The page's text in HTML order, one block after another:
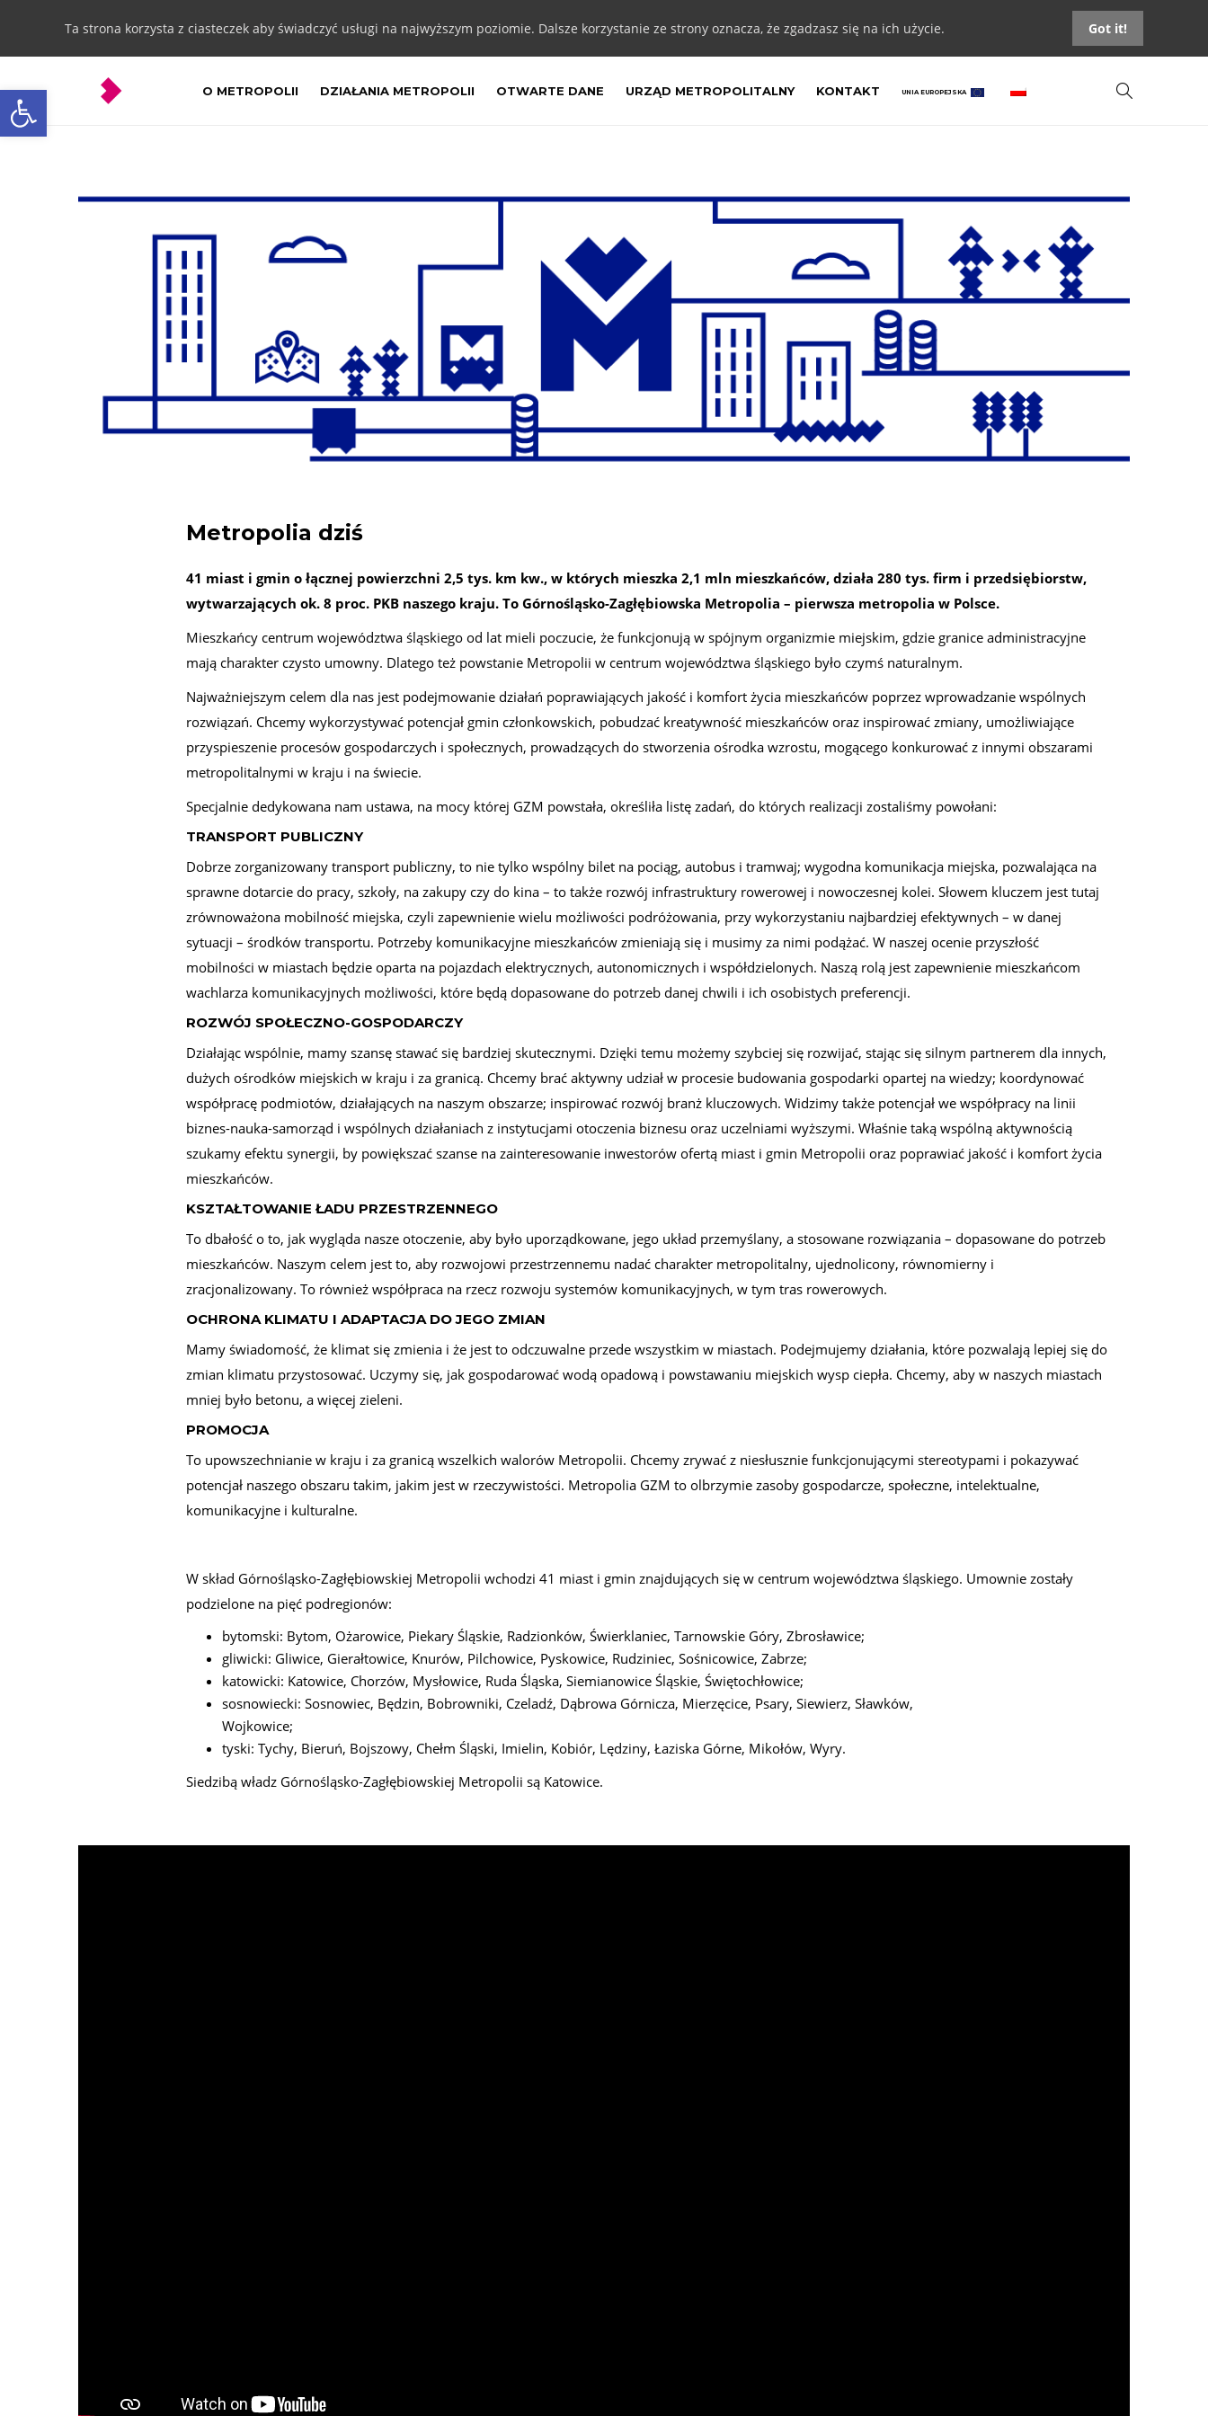
Otwórz pasek narzędzi
Ta strona korzysta z ciasteczek aby świadczyć usługi na najwyższym poziomie. Dalsze korzystanie ze strony oznacza, że zgadzasz się na ich użycie. Got it!
O METROPOLII DZIAŁANIA METROPOLII OTWARTE DANE URZĄD METROPOLITALNY KONTAKT UNIA EUROPEJSKA
Metropolia dziś
41 miast i gmin o łącznej powierzchni 2,5 tys. km kw., w których mieszka 2,1 mln mieszkańców, działa 280 tys. firm i przedsiębiorstw,
wytwarzających ok. 8 proc. PKB naszego kraju. To Górnośląsko-Zagłębiowska Metropolia – pierwsza metropolia w Polsce.
Mieszkańcy centrum województwa śląskiego od lat mieli poczucie, że funkcjonują w spójnym organizmie miejskim, gdzie granice administracyjne
mają charakter czysto umowny. Dlatego też powstanie Metropolii w centrum województwa śląskiego było czymś naturalnym.
Najważniejszym celem dla nas jest podejmowanie działań poprawiających jakość i komfort życia mieszkańców poprzez wprowadzanie wspólnych
rozwiązań. Chcemy wykorzystywać potencjał gmin członkowskich, pobudzać kreatywność mieszkańców oraz inspirować zmiany, umożliwiające
przyspieszenie procesów gospodarczych i społecznych, prowadzących do stworzenia ośrodka wzrostu, mogącego konkurować z innymi obszarami
metropolitalnymi w kraju i na świecie.
Specjalnie dedykowana nam ustawa, na mocy której GZM powstała, określiła listę zadań, do których realizacji zostaliśmy powołani:
TRANSPORT PUBLICZNY
Dobrze zorganizowany transport publiczny, to nie tylko wspólny bilet na pociąg, autobus i tramwaj; wygodna komunikacja miejska, pozwalająca na
sprawne dotarcie do pracy, szkoły, na zakupy czy do kina – to także rozwój infrastruktury rowerowej i nowoczesnej kolei. Słowem kluczem jest tutaj
zrównoważona mobilność miejska, czyli zapewnienie wielu możliwości podróżowania, przy wykorzystaniu najbardziej efektywnych – w danej
sytuacji – środków transportu. Potrzeby komunikacyjne mieszkańców zmieniają się i musimy za nimi podążać. W naszej ocenie przyszłość
mobilności w miastach będzie oparta na pojazdach elektrycznych, autonomicznych i współdzielonych. Naszą rolą jest zapewnienie mieszkańcom
wachlarza komunikacyjnych możliwości, które będą dopasowane do potrzeb danej chwili i ich osobistych preferencji.
ROZWÓJ SPOŁECZNO-GOSPODARCZY
Działając wspólnie, mamy szansę stawać się bardziej skutecznymi. Dzięki temu możemy szybciej się rozwijać, stając się silnym partnerem dla innych,
dużych ośrodków miejskich w kraju i za granicą. Chcemy brać aktywny udział w procesie budowania gospodarki opartej na wiedzy; koordynować
współpracę podmiotów, działających na naszym obszarze; inspirować rozwój branż kluczowych. Widzimy także potencjał we współpracy na linii
biznes-nauka-samorząd i wspólnych działaniach z instytucjami otoczenia biznesu oraz uczelniami wyższymi. Właśnie taką wspólną aktywnością
szukamy efektu synergii, by powiększać szanse na zainteresowanie inwestorów ofertą miast i gmin Metropolii oraz poprawiać jakość i komfort życia
mieszkańców.
KSZTAŁTOWANIE ŁADU PRZESTRZENNEGO
To dbałość o to, jak wygląda nasze otoczenie, aby było uporządkowane, jego układ przemyślany, a stosowane rozwiązania – dopasowane do potrzeb
mieszkańców. Naszym celem jest to, aby rozwojowi przestrzennemu nadać charakter metropolitalny, ujednolicony, równomierny i
zracjonalizowany. To również współpraca na rzecz rozwoju systemów komunikacyjnych, w tym tras rowerowych.
OCHRONA KLIMATU I ADAPTACJA DO JEGO ZMIAN
Mamy świadomość, że klimat się zmienia i że jest to odczuwalne przede wszystkim w miastach. Podejmujemy działania, które pozwalają lepiej się do
zmian klimatu przystosować. Uczymy się, jak gospodarować wodą opadową i powstawaniu miejskich wysp ciepła. Chcemy, aby w naszych miastach
mniej było betonu, a więcej zieleni.
PROMOCJA
To upowszechnianie w kraju i za granicą wszelkich walorów Metropolii. Chcemy zrywać z niesłusznie funkcjonującymi stereotypami i pokazywać
potencjał naszego obszaru takim, jakim jest w rzeczywistości. Metropolia GZM to olbrzymie zasoby gospodarcze, społeczne, intelektualne,
komunikacyjne i kulturalne.
W skład Górnośląsko-Zagłębiowskiej Metropolii wchodzi 41 miast i gmin znajdujących się w centrum województwa śląskiego. Umownie zostały
podzielone na pięć podregionów:
bytomski: Bytom, Ożarowice, Piekary Śląskie, Radzionków, Świerklaniec, Tarnowskie Góry, Zbrosławice;
gliwicki: Gliwice, Gierałtowice, Knurów, Pilchowice, Pyskowice, Rudziniec, Sośnicowice, Zabrze;
katowicki: Katowice, Chorzów, Mysłowice, Ruda Śląska, Siemianowice Śląskie, Świętochłowice;
sosnowiecki: Sosnowiec, Będzin, Bobrowniki, Czeladź, Dąbrowa Górnicza, Mierzęcice, Psary, Siewierz, Sławków,
Wojkowice;
tyski: Tychy, Bieruń, Bojszowy, Chełm Śląski, Imielin, Kobiór, Lędziny, Łaziska Górne, Mikołów, Wyry.
Siedzibą władz Górnośląsko-Zagłębiowskiej Metropolii są Katowice.